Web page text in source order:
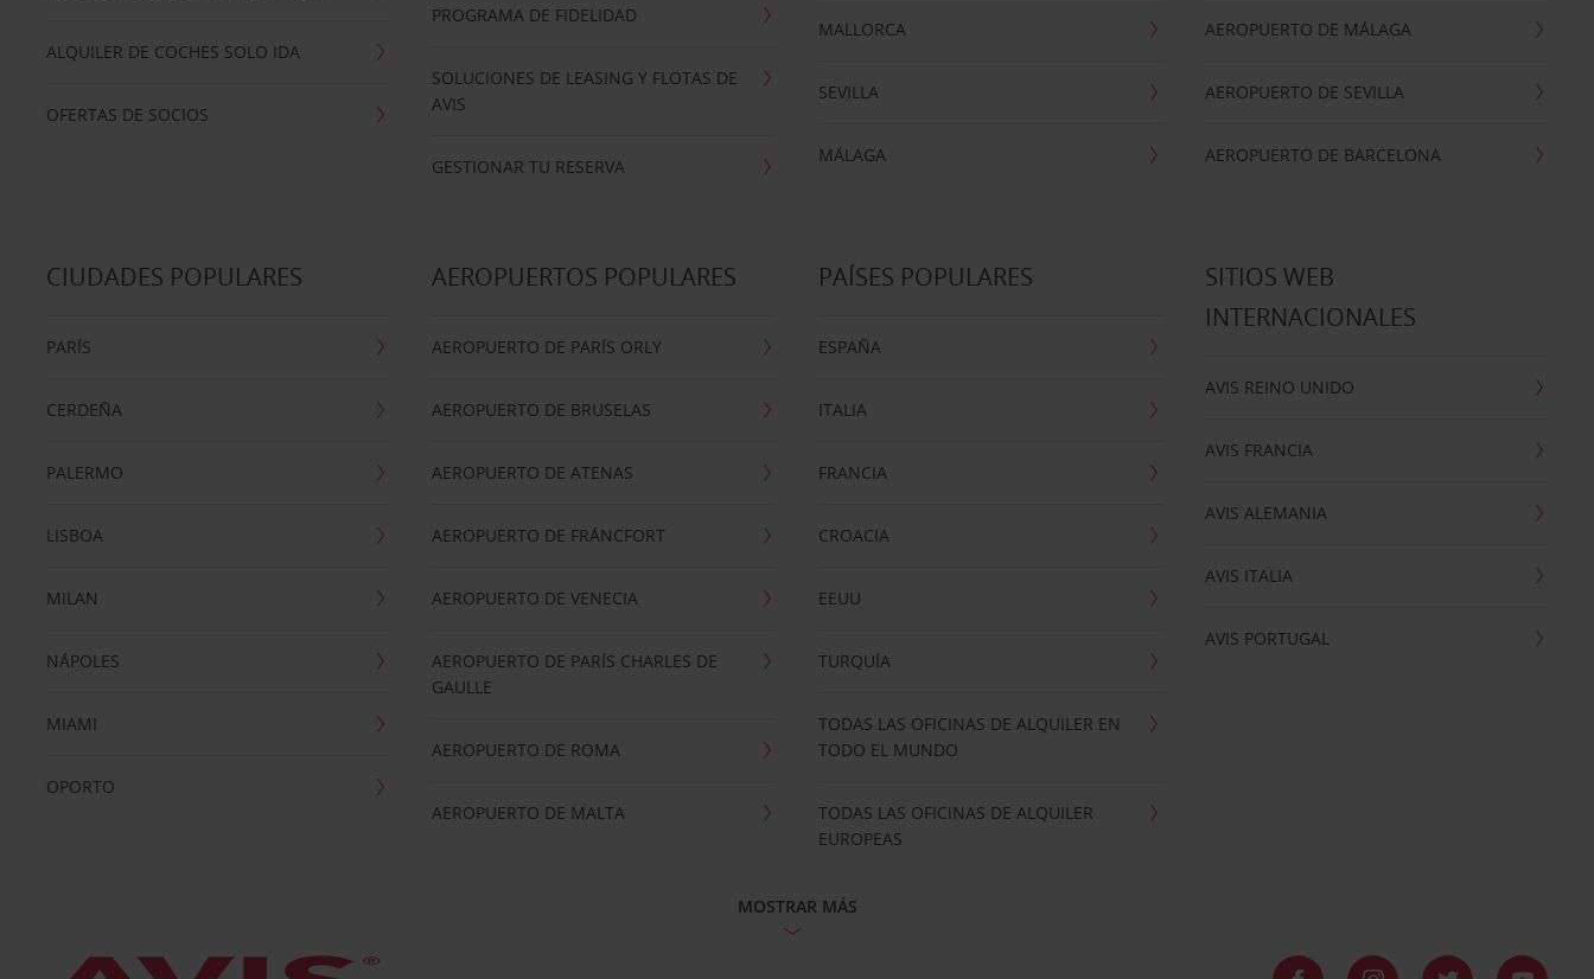
ALQUILER DE COCHES SOLO IDA
OFERTAS DE SOCIOS
PROGRAMA DE FIDELIDAD
SOLUCIONES DE LEASING Y FLOTAS DE
AVIS
GESTIONAR TU RESERVA
MALLORCA
SEVILLA
MÁLAGA
AEROPUERTO DE MÁLAGA
AEROPUERTO DE SEVILLA
AEROPUERTO DE BARCELONA
CIUDADES POPULARES
PARÍS
CERDEÑA
PALERMO
LISBOA
MILAN
NÁPOLES
MIAMI
OPORTO
AEROPUERTOS POPULARES
AEROPUERTO DE PARÍS ORLY
AEROPUERTO DE BRUSELAS
AEROPUERTO DE ATENAS
AEROPUERTO DE FRÁNCFORT
AEROPUERTO DE VENECIA
AEROPUERTO DE PARÍS CHARLES DE
GAULLE
AEROPUERTO DE ROMA
AEROPUERTO DE MALTA
PAÍSES POPULARES
ESPAÑA
ITALIA
FRANCIA
CROACIA
EEUU
TURQUÍA
TODAS LAS OFICINAS DE ALQUILER EN
TODO EL MUNDO
TODAS LAS OFICINAS DE ALQUILER
EUROPEAS
SITIOS WEB
INTERNACIONALES
AVIS REINO UNIDO
AVIS FRANCIA
AVIS ALEMANIA
AVIS ITALIA
AVIS PORTUGAL
MOSTRAR MÁS